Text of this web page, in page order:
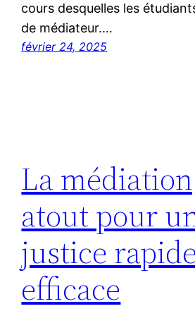
cours desquelles les
de médiateur.…
février 24, 2025
La
atout pour
justice
efficace